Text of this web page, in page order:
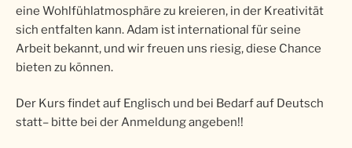
eine Wohlfühlatmosphäre zu kreieren, in der Kreativität
sich entfalten kann. Adam ist international für seine
Arbeit bekannt, und wir freuen uns riesig, diese Chance
bieten zu können.
Der Kurs findet auf Englisch und bei Bedarf auf Deutsch
statt– bitte bei der Anmeldung angeben!!